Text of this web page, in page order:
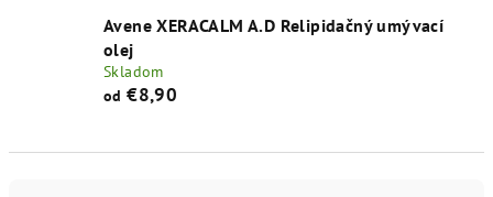
Avene XERACALM A.D Relipidačný umývací
olej
Skladom
od €8,90